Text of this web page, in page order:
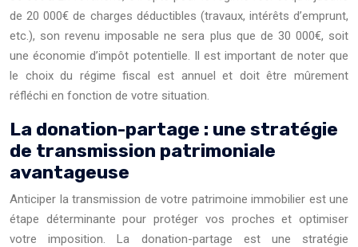
de 20 000€ de charges déductibles (travaux, intérêts d’emprunt,
etc.), son revenu imposable ne sera plus que de 30 000€, soit
une économie d’impôt potentielle. Il est important de noter que
le choix du régime fiscal est annuel et doit être mûrement
réfléchi en fonction de votre situation.
La donation-partage : une stratégie
de transmission patrimoniale
avantageuse
Anticiper la transmission de votre patrimoine immobilier est une
étape déterminante pour protéger vos proches et optimiser
votre imposition. La donation-partage est une stratégie